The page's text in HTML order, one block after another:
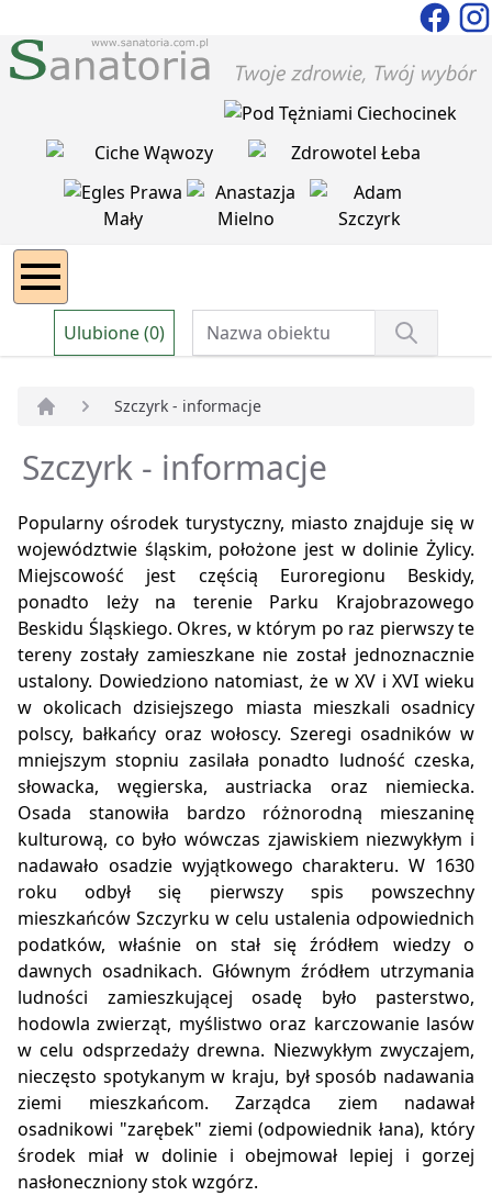
Ulubione (0)
Szczyrk - informacje
Szczyrk - informacje
Popularny ośrodek turystyczny, miasto znajduje się w
województwie śląskim, położone jest w dolinie Żylicy.
Miejscowość jest częścią Euroregionu Beskidy,
ponadto leży na terenie Parku Krajobrazowego
Beskidu Śląskiego. Okres, w którym po raz pierwszy te
tereny zostały zamieszkane nie został jednoznacznie
ustalony. Dowiedziono natomiast, że w XV i XVI wieku
w okolicach dzisiejszego miasta mieszkali osadnicy
polscy, bałkańcy oraz wołoscy. Szeregi osadników w
mniejszym stopniu zasilała ponadto ludność czeska,
słowacka, węgierska, austriacka oraz niemiecka.
Osada stanowiła bardzo różnorodną mieszaninę
kulturową, co było wówczas zjawiskiem niezwykłym i
nadawało osadzie wyjątkowego charakteru. W 1630
roku odbył się pierwszy spis powszechny
mieszkańców Szczyrku w celu ustalenia odpowiednich
podatków, właśnie on stał się źródłem wiedzy o
dawnych osadnikach. Głównym źródłem utrzymania
ludności zamieszkującej osadę było pasterstwo,
hodowla zwierząt, myślistwo oraz karczowanie lasów
w celu odsprzedaży drewna. Niezwykłym zwyczajem,
nieczęsto spotykanym w kraju, był sposób nadawania
ziemi mieszkańcom. Zarządca ziem nadawał
osadnikowi "zarębek" ziemi (odpowiednik łana), który
środek miał w dolinie i obejmował lepiej i gorzej
nasłoneczniony stok wzgórz.